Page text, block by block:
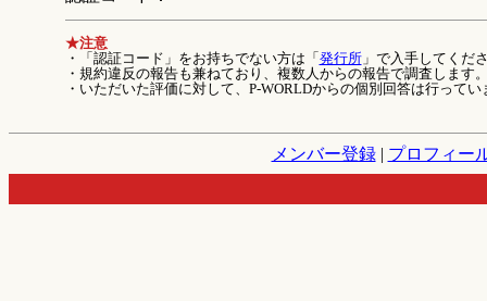
★注意
・「認証コード」をお持ちでない方は「 発行所」で入手してくだ
・規約違反の報告も兼ねており、複数人からの報告で調査します
・いただいた評価に対して、P-WORLDからの個別回答は行ってい
メンバー登録| プロフィー